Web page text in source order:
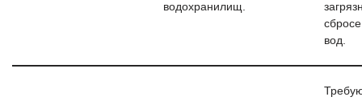
водохранилищ.
вод.